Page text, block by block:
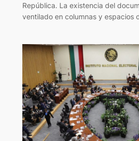
República. La existencia del
ventilado en columnas y espacios